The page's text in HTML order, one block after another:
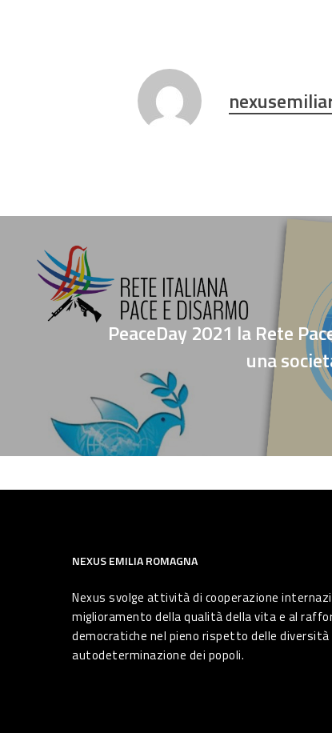
PeaceDay 2021 la Rete
una
NEXUS EMILIA ROMAGNA
Nexus svolge attività di cooperazione
miglioramento della qualità della vita e al
democratiche nel pieno rispetto delle diversità
autodeterminazione dei popoli.